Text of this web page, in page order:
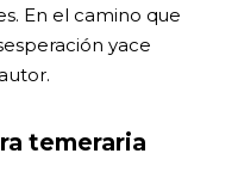
En el camino que
yace
temeraria